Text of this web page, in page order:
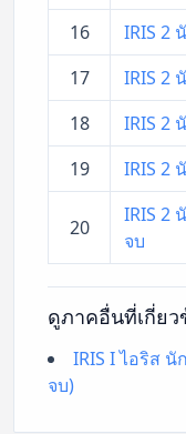
16
IRIS 2
17
IRIS 2
18
IRIS 2
19
IRIS 2
20
IRIS 2
จบ
ดูภาคอื่นที่เกี่ยว
IRIS I ไอริส
จบ)